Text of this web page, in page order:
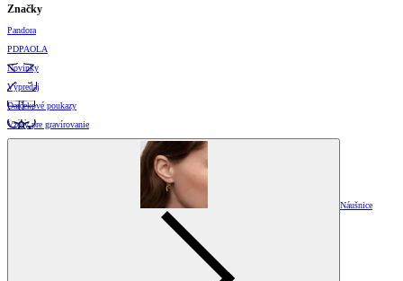
Značky
Pandora
PDPAOLA
Novinky
Výpredaj
Darčekové poukazy
Vzory pre gravírovanie
Náušnice